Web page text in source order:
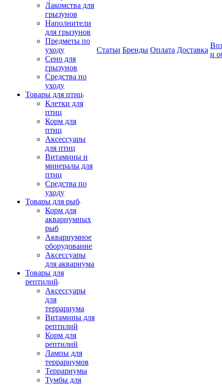
Лакомства для
грызунов
Наполнители
для грызунов
Предметы по
уходу
Сено для
грызунов
Средства по
уходу
Товары для птиц
Клетки для
птиц
Корм для
птиц
Аксессуары
для птиц
Витамины и
минералы для
птиц
Средства по
уходу
Товары для рыб
Корм для
аквариумных
рыб
Аквариумное
оборудование
Аксессуары
для аквариума
Товары для
рептилий
Аксессуары
для
террариума
Витамины для
рептилий
Корм для
рептилий
Лампы для
террариумов
Террариумы
Тумбы для
Статьи Бренды Оплата Доставка
и